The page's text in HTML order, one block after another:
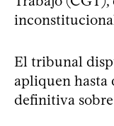
El tribunal
apliquen hasta
definitiva